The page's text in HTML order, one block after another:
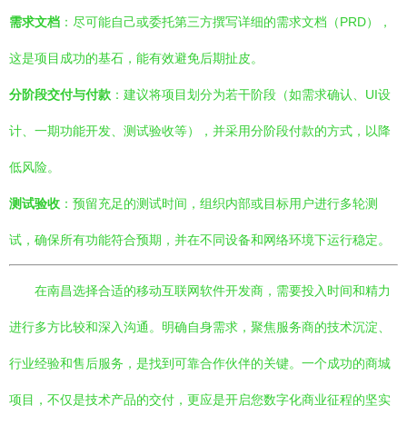
需求文档 ：尽可能自己或委托第三方撰写详细的需求文档（PRD），
这是项目成功的基石，能有效避免后期扯皮。
分阶段交付与付款 ：建议将项目划分为若干阶段（如需求确认、UI设
计、一期功能开发、测试验收等），并采用分阶段付款的方式，以降
低风险。
测试验收 ：预留充足的测试时间，组织内部或目标用户进行多轮测
试，确保所有功能符合预期，并在不同设备和网络环境下运行稳定。
在南昌选择合适的移动互联网软件开发商，需要投入时间和精力
进行多方比较和深入沟通。明确自身需求，聚焦服务商的技术沉淀、
行业经验和售后服务，是找到可靠合作伙伴的关键。一个成功的商城
项目，不仅是技术产品的交付，更应是开启您数字化商业征程的坚实